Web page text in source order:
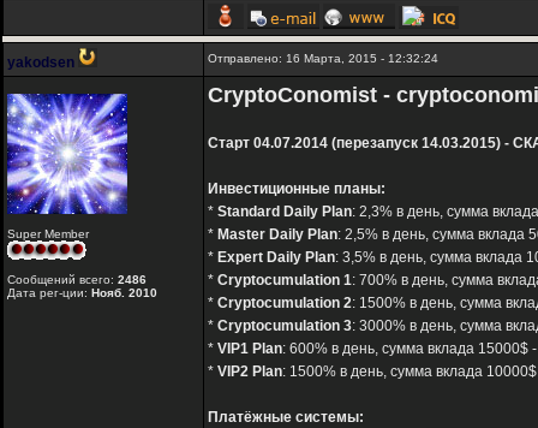
yakodsen Отправлено: 16 Марта, 2015 - 12:32:24
Super Member
Сообщений всего: 2486
Дата рег-ции: Нояб. 2010
CryptoConomist -
Старт 04.07.2014 (перезапуск 14.03.2015) -
Инвестиционные планы:
* Standard Daily Plan: 2,3% в день, сумма
* Master Daily Plan: 2,5% в день, сумма вклада
* Expert Daily Plan: 3,5% в день, сумма вклада
* Cryptocumulation 1: 700% в день, сумма
* Cryptocumulation 2: 1500% в день, сумма
* Cryptocumulation 3: 3000% в день, сумма
* VIP1 Plan: 600% в день, сумма вклада 15000$
* VIP2 Plan: 1500% в день, сумма вклада
Платёжные системы: